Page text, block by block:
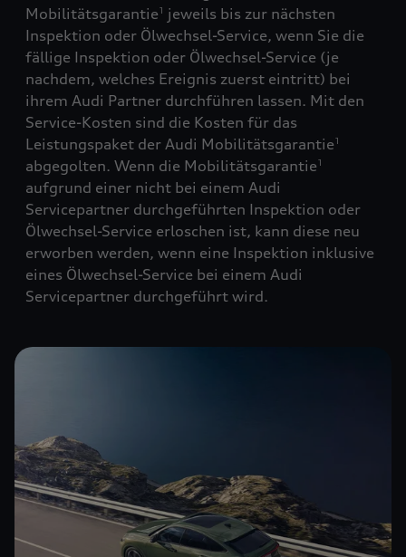
Mobilitätsgarantie1
jeweils bis zur nächsten
Inspektion oder Ölwechsel-Service, wenn Sie die
fällige Inspektion oder Ölwechsel-Service (je
nachdem, welches Ereignis zuerst eintritt) bei
ihrem Audi Partner durchführen lassen. Mit den
Service-Kosten sind die Kosten für das
Leistungspaket der Audi Mobilitätsgarantie1
abgegolten. Wenn die Mobilitätsgarantie1
aufgrund einer nicht bei einem Audi
Servicepartner durchgeführten Inspektion oder
Ölwechsel-Service erloschen ist, kann diese neu
erworben werden, wenn eine Inspektion inklusive
eines Ölwechsel-Service bei einem Audi
Servicepartner durchgeführt wird.